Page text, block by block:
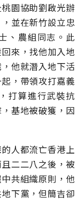
園協助劉啟光辦
並在新竹設立忠
、農組同志。此
來，找他加入地
他就潛入地下活
，帶領攻打嘉義
打算進行武裝抗
基地被破獲，因
人都流亡香港上
二二八之後，被
共組織原則，他
下黨，但簡吉卻